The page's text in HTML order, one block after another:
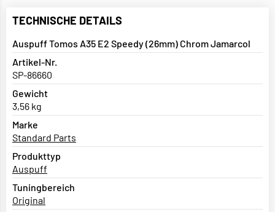
TECHNISCHE DETAILS
Auspuff Tomos A35 E2 Speedy (26mm) Chrom Jamarcol
Artikel-Nr.
SP-86660
Gewicht
3,56 kg
Marke
Standard Parts
Produkttyp
Auspuff
Tuningbereich
Original